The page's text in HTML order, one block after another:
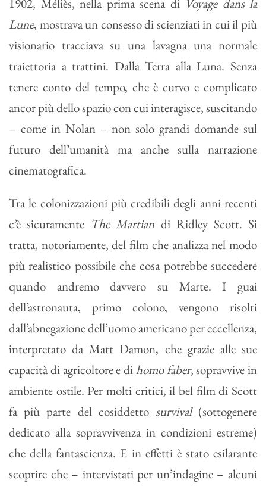
1902, Méliès, nella prima scena di Voyage dans la
Lune, mostrava un consesso di scienziati in cui il più
visionario tracciava su una lavagna una normale
traiettoria a trattini. Dalla Terra alla Luna. Senza
tenere conto del tempo, che è curvo e complicato
ancor più dello spazio con cui interagisce, suscitando
– come in Nolan – non solo grandi domande sul
futuro dell’umanità ma anche sulla narrazione
cinematografica.
Tra le colonizzazioni più credibili degli anni recenti
c’è sicuramente The Martian di Ridley Scott. Si
tratta, notoriamente, del film che analizza nel modo
più realistico possibile che cosa potrebbe succedere
quando andremo davvero su Marte. I guai
dell’astronauta, primo colono, vengono risolti
dall’abnegazione dell’uomo americano per eccellenza,
interpretato da Matt Damon, che grazie alle sue
capacità di agricoltore e dihomo faber, sopravvive in
ambiente ostile. Per molti critici, il bel film di Scott
fa più parte del cosiddetto survival(sottogenere
dedicato alla sopravvivenza in condizioni estreme)
che della fantascienza. E in effetti è stato esilarante
scoprire che – intervistati per un’indagine – alcuni